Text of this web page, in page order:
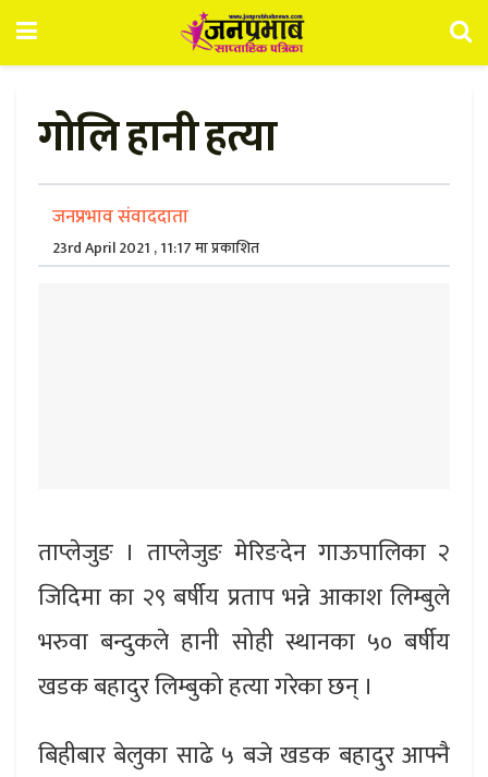
गोलि हानी हत्या
जनप्रभाव संवाददाता
23rd April 2021 , 11:17 मा प्रकाशित
ताप्लेजुङ । ताप्लेजुङ मेरिङदेन गाऊपालिका २
जिदिमा का २९ बर्षीय प्रताप भन्ने आकाश लिम्बुले
भरुवा बन्दुकले हानी सोही स्थानका ५० बर्षीय
खडक बहादुर लिम्बुको हत्या गरेका छन् ।
बिहीबार बेलुका साढे ५ बजे खडक बहादुर आफ्नै